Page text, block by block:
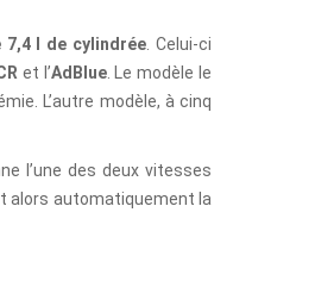
7,4 l de cylindrée . Celui-ci
et l’AdBlue. Le modèle le
L’autre modèle, à cinq
l’une des deux vitesses
alors automatiquement la